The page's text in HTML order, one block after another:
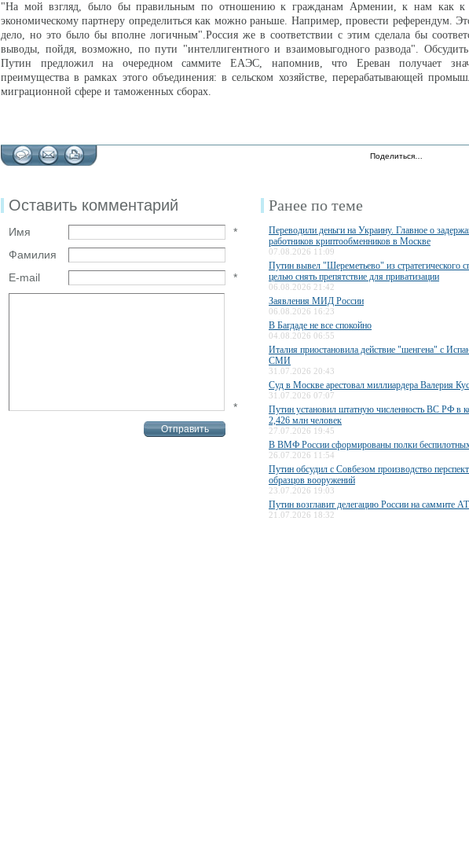
"На мой взгляд, было бы правильным по отношению к гражданам Армении, к нам как к
экономическому партнеру определиться как можно раньше. Например, провести референдум.
дело, но это было бы вполне логичным".Россия же в соответствии с этим сделала бы
выводы, пойдя, возможно, по пути "интеллигентного и взаимовыгодного развода".
Путин предложил на очередном саммите ЕАЭС, напомнив, что Ереван получает
преимущества в рамках этого объединения: в сельском хозяйстве, перерабатывающей
миграционной сфере и таможенных сборах.
Поделиться…
Оставить комментарий
Имя
*
Фамилия
E-mail
*
*
Ранее по теме
Переводили деньги на Украину. Главное о
работников криптообменников в Москве
07.08.2026 11:09
Путин вывел "Шереметьево" из стратегического
целью снять препятствие для приватизации
06.08.2026 21:42
Заявления МИД России
06.08.2026 16:23
В Багдаде не все спокойно
04.08.2026 06:55
Италия приостановила действие "шенгена" с
СМИ
31.07.2026 20:43
Суд в Москве арестовал миллиардера Валерия
31.07.2026 07:07
Путин установил штатную численность ВС РФ в
2,426 млн человек
27.07.2026 19:45
В ВМФ России сформированы полки
26.07.2026 11:54
Путин обсудил с Совбезом производство
образцов вооружений
23.07.2026 19:03
Путин возглавит делегацию России на саммите
21.07.2026 18:32